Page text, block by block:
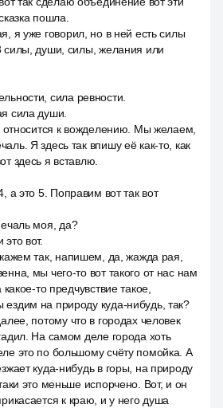
пошла.
я уже говорил, но в ней есть силы
силы, души, силы, желания или
сила ревности.
сила души.
относится к вожделению. Мы желаем,
Я здесь так впишу её как-то, как
здесь я вставлю.
а это 5. Поправим вот так вот
моя, да?
вот.
так, напишем, да, жажда рая,
мы чего-то вот такого от нас нам
то предчувствие такое,
на природу куда-нибудь, так?
потому что в городах человек
На самом деле города хоть
это по большому счёту помойка. А
куда-нибудь в горы, на природу
это меньше испорчено. Вот, и он
к краю, и у него душа